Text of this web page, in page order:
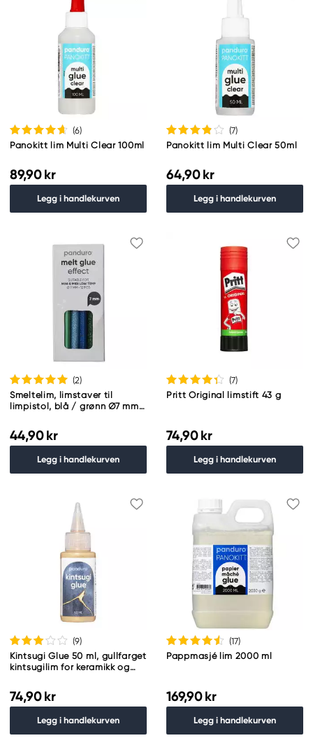
(6)
Panokitt lim Multi Clear 100ml
89,90 kr
Legg i handlekurven
(7)
Panokitt lim Multi Clear 50ml
64,90 kr
Legg i handlekurven
(2)
Smeltelim, limstaver til
limpistol, blå / grønn Ø7 mm
44,90 kr
Legg i handlekurven
(7)
Pritt Original limstift 43 g
74,90 kr
Legg i handlekurven
(9)
Kintsugi Glue 50 ml, gullfarget
kintsugilim for keramikk og
74,90 kr
Legg i handlekurven
(17)
Pappmasjé lim 2000 ml
169,90 kr
Legg i handlekurven